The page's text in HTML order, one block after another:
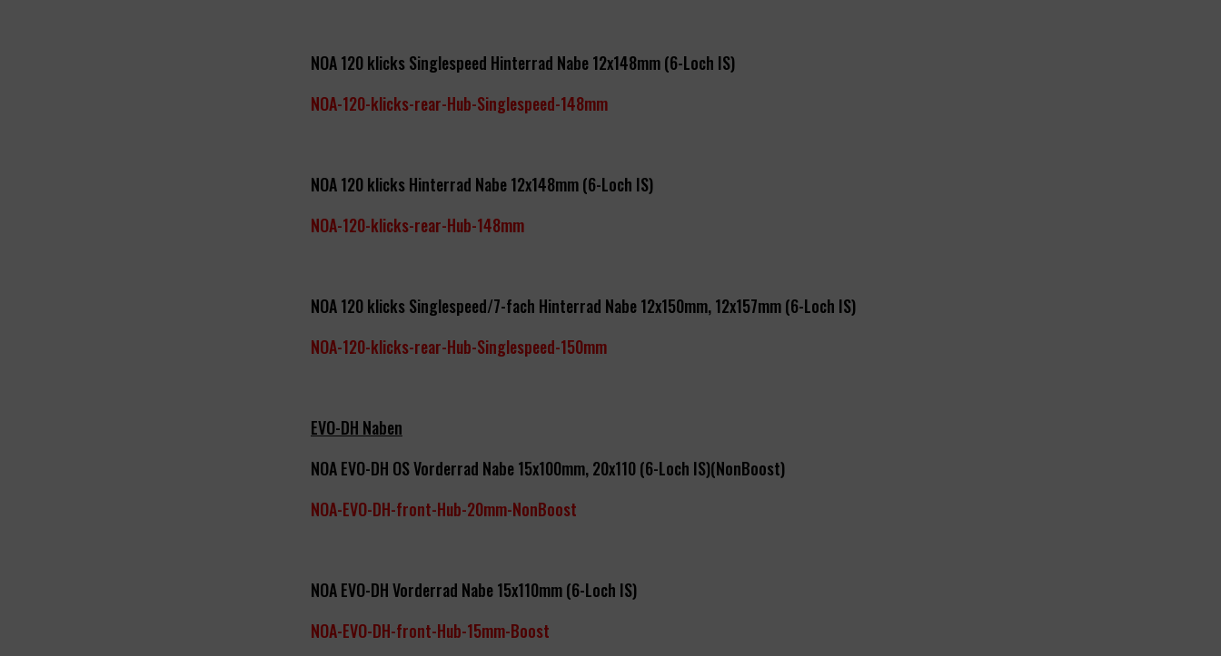
NOA 120 klicks Singlespeed Hinterrad Nabe 12x148mm (6-Loch IS)
NOA-120-klicks-rear-Hub-Singlespeed-148mm
NOA 120 klicks Hinterrad Nabe 12x148mm (6-Loch IS)
NOA-120-klicks-rear-Hub-148mm
NOA 120 klicks Singlespeed/7-fach Hinterrad Nabe 12x150mm, 12x157mm (6-Loch IS)
NOA-120-klicks-rear-Hub-Singlespeed-150mm
EVO-DH Naben
NOA EVO-DH OS Vorderrad Nabe 15x100mm, 20x110 (6-Loch IS)(NonBoost)
NOA-EVO-DH-front-Hub-20mm-NonBoost
NOA EVO-DH Vorderrad Nabe 15x110mm (6-Loch IS)
NOA-EVO-DH-front-Hub-15mm-Boost